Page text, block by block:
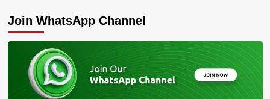
Join WhatsApp Channel